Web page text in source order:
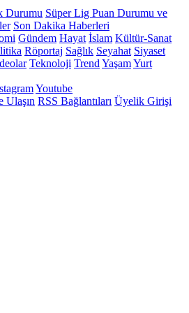
Durumu Süper Lig Puan Durumu ve
Son Dakika Haberleri
Gündem Hayat İslam Kültür-Sanat
Röportaj Sağlık Seyahat Siyaset
Teknoloji Trend YaşamYurt
Youtube
Ulaşın RSS Bağlantıları Üyelik Girişi